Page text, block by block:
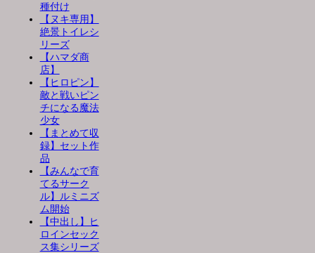
種付け
【ヌキ専用】
絶景トイレシ
リーズ
【ハマダ商
店】
【ヒロピン】
敵と戦いピン
チになる魔法
少女
【まとめて収
録】セット作
品
【みんなで育
てるサーク
ル】ルミニズ
ム開始
【中出し】ヒ
ロインセック
ス集シリーズ